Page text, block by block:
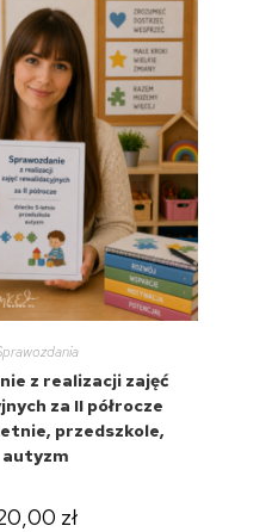
z realizacji zajęć
za II półrocze
przedszkole,
autyzm
zł